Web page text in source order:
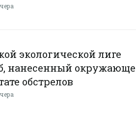
экологической лиге
нанесенный
обстрелов